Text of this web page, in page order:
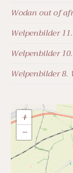
Wodan out of
Welpenbilder
Welpenbilder
Welpenbilder 8.
+
−